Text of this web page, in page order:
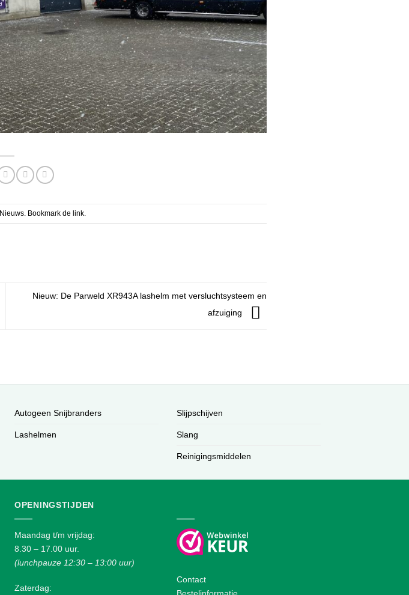
Nieuws. Bookmark de link.
Nieuw: De Parweld XR943A lashelm met versluchtsysteem en
afzuiging
Autogeen Snijbranders
Lashelmen
Slijpschijven
Slang
Reinigingsmiddelen
OPENINGSTIJDEN
Maandag t/m vrijdag:
8.30 – 17.00 uur.
(lunchpauze 12:30 – 13:00 uur)
Zaterdag:
Contact